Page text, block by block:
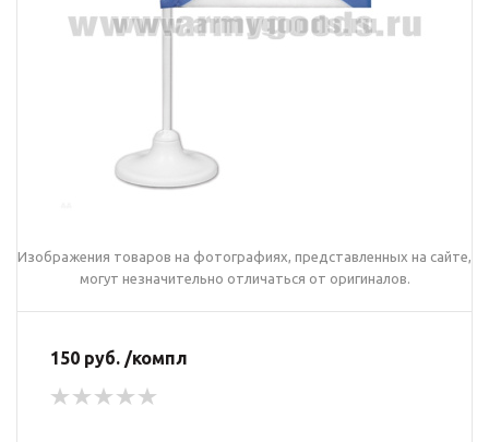
Изображения товаров на фотографиях, представленных на сайте,
могут незначительно отличаться от оригиналов.
150 руб. /компл